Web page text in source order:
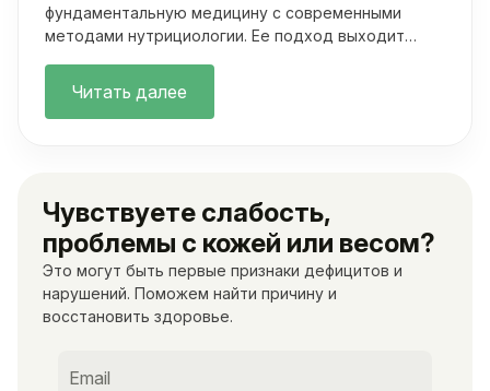
фундаментальную медицину с современными
методами нутрициологии. Ее подход выходит
Читать далее
Чувствуете слабость,
проблемы с кожей или весом?
Это могут быть первые признаки дефицитов и
нарушений. Поможем найти причину и
восстановить здоровье.